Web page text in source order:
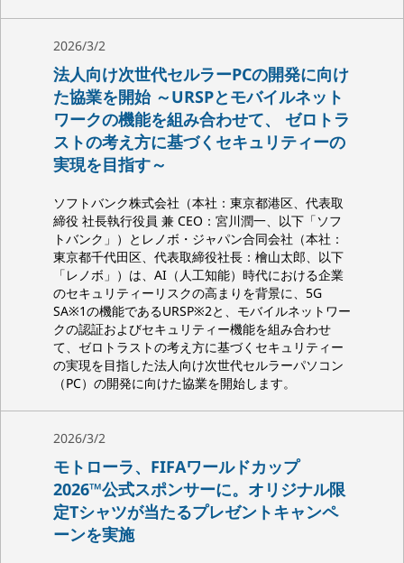
2026/3/2
法人向け次世代セルラーPCの開発に向け
た協業を開始 ～URSPとモバイルネット
ワークの機能を組み合わせて、 ゼロトラ
ストの考え方に基づくセキュリティーの
実現を目指す～
ソフトバンク株式会社（本社：東京都港区、代表取
締役 社長執行役員 兼 CEO：宮川潤一、以下「ソフ
トバンク」）とレノボ・ジャパン合同会社（本社：
東京都千代田区、代表取締役社長：檜山太郎、以下
「レノボ」）は、AI（人工知能）時代における企業
のセキュリティーリスクの高まりを背景に、5G
SA※1の機能であるURSP※2と、モバイルネットワー
クの認証およびセキュリティー機能を組み合わせ
て、ゼロトラストの考え方に基づくセキュリティー
の実現を目指した法人向け次世代セルラーパソコン
（PC）の開発に向けた協業を開始します。
2026/3/2
モトローラ、FIFAワールドカップ
2026™公式スポンサーに。オリジナル限
定Tシャツが当たるプレゼントキャンペ
ーンを実施